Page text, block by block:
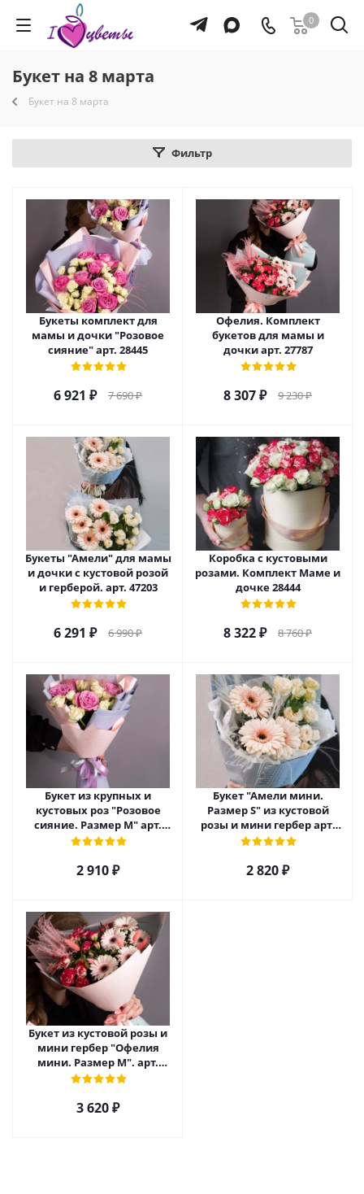
0
Букет на 8 марта
Букет на 8 марта
Фильтр
Букеты комплект для
мамы и дочки "Розовое
сияние" арт. 28445
6 921 ₽ 7 690₽
Офелия. Комплект
букетов для мамы и
дочки арт. 27787
8 307₽ 9 230₽
Букеты "Амели" для мамы
и дочки с кустовой розой
и герберой. арт. 47203
6 291 ₽ 6 990₽
Коробка с кустовыми
розами. Комплект Маме и
дочке 28444
8 322₽ 8 760₽
Букет из крупных и
кустовых роз "Розовое
сияние. Размер M" арт.
28482/M
2 910₽
Букет "Амели мини.
Размер S" из кустовой
розы и мини гербер арт.
27789/S
2 820₽
Букет из кустовой розы и
мини гербер "Офелия
мини. Размер М". арт.
35972/M
3 620₽